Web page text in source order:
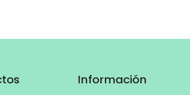
Información